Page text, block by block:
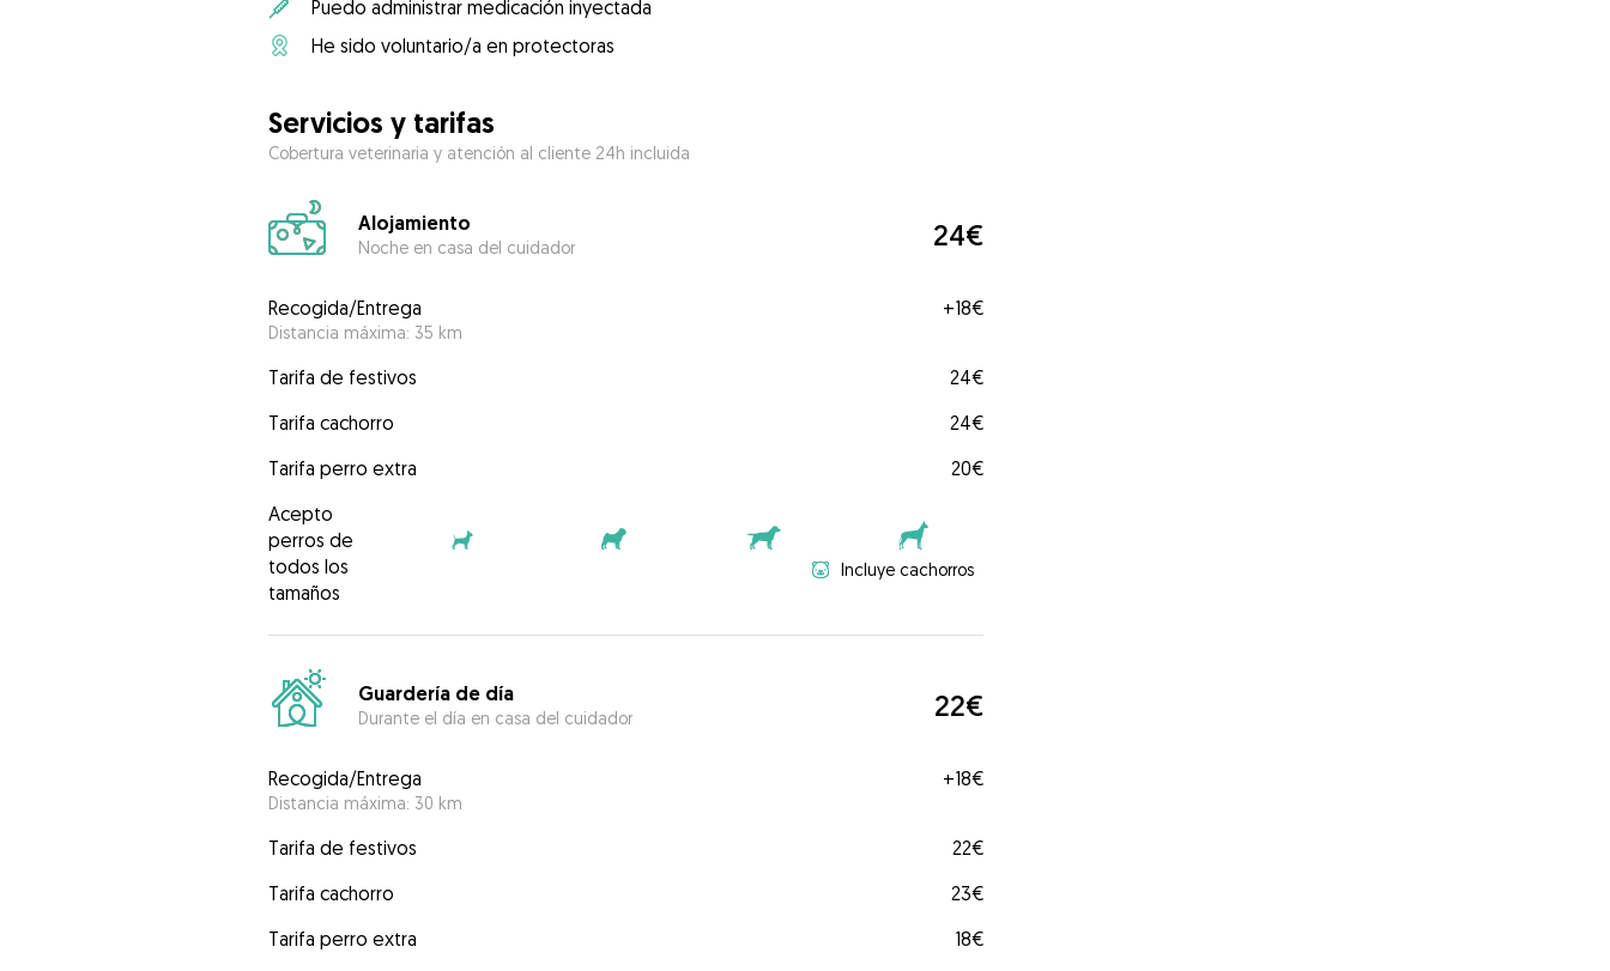
Puedo administrar medicación inyectada
He sido voluntario/a en protectoras
Servicios y tarifas
Cobertura veterinaria y atención al cliente 24h incluida
Alojamiento
Noche en casa del cuidador 24€
Recogida/Entrega
Distancia máxima: 35 km
+18€
Tarifa de festivos
24€
Tarifa cachorro
24€
Tarifa perro extra
20€
Acepto
perros de
todos los
tamaños
Incluye cachorros
Guardería de día
Durante el día en casa del cuidador 22€
Recogida/Entrega
Distancia máxima: 30 km
+18€
Tarifa de festivos
22€
Tarifa cachorro
23€
Tarifa perro extra
18€